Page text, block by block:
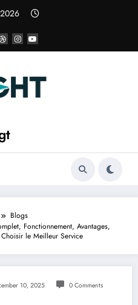
Blogs
Fonctionnement, Avantages,
le Meilleur Service
10, 2025 0 Comments